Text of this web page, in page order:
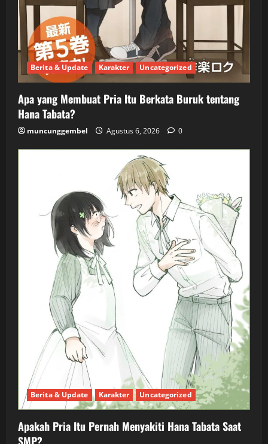
Berita & Update Karakter Uncategorized
Apa yang Membuat Pria Itu Berkata Buruk tentang
Hana Tabata?
muncunggembel Agustus 6, 2026 0
Berita & Update Karakter Uncategorized
Apakah Pria Itu Pernah Menyakiti Hana Tabata Saat